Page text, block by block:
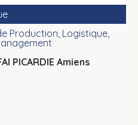
Production, Logistique,
PICARDIE Amiens